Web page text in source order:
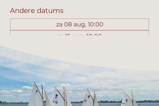
Andere datums
za 08 aug, 10:00
za 15 aug, 10:00
Bekijk alle 358 datums
Meld mij aan!